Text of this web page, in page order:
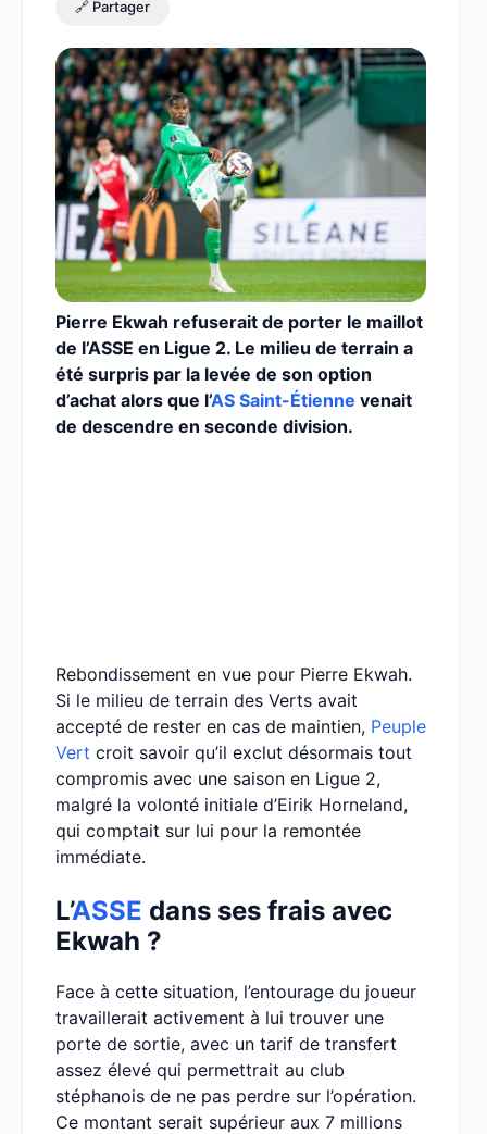
🔗 Partager
Pierre Ekwah refuserait de porter le maillot
de l’ASSE en Ligue 2. Le milieu de terrain a
été surpris par la levée de son option
d’achat alors que l’AS Saint-Étienne venait
de descendre en seconde division.
Rebondissement en vue pour Pierre Ekwah.
Si le milieu de terrain des Verts avait
accepté de rester en cas de maintien, Peuple
Vert croit savoir qu’il exclut désormais tout
compromis avec une saison en Ligue 2,
malgré la volonté initiale d’Eirik Horneland,
qui comptait sur lui pour la remontée
immédiate.
L’ASSE dans ses frais avec
Ekwah ?
Face à cette situation, l’entourage du joueur
travaillerait activement à lui trouver une
porte de sortie, avec un tarif de transfert
assez élevé qui permettrait au club
stéphanois de ne pas perdre sur l’opération.
Ce montant serait supérieur aux 7 millions